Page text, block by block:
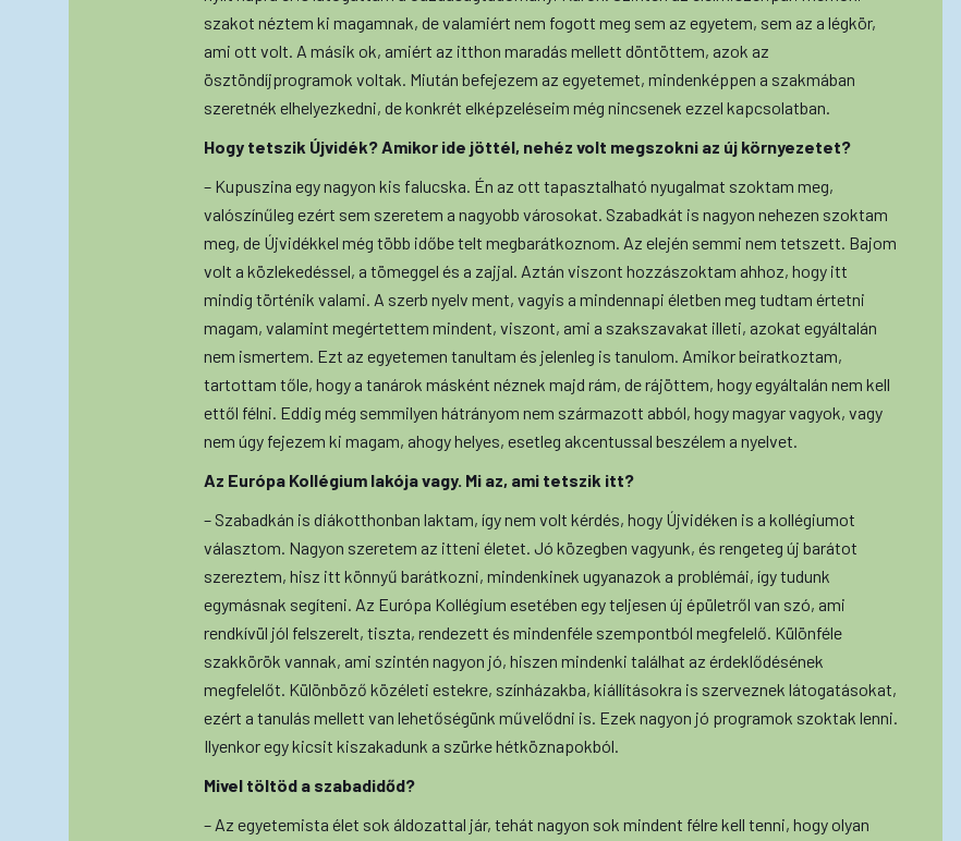
szakot néztem ki magamnak, de valamiért nem fogott meg sem az egyetem, sem az a légkör,
ami ott volt. A másik ok, amiért az itthon maradás mellett döntöttem, azok az
ösztöndíjprogramok voltak. Miután befejezem az egyetemet, mindenképpen a szakmában
szeretnék elhelyezkedni, de konkrét elképzeléseim még nincsenek ezzel kapcsolatban.
Hogy tetszik Újvidék? Amikor ide jöttél, nehéz volt megszokni az új környezetet?
– Kupuszina egy nagyon kis falucska. Én az ott tapasztalható nyugalmat szoktam meg,
valószínűleg ezért sem szeretem a nagyobb városokat. Szabadkát is nagyon nehezen szoktam
meg, de Újvidékkel még több időbe telt megbarátkoznom. Az elején semmi nem tetszett. Bajom
volt a közlekedéssel, a tömeggel és a zajjal. Aztán viszont hozzászoktam ahhoz, hogy itt
mindig történik valami. A szerb nyelv ment, vagyis a mindennapi életben meg tudtam értetni
magam, valamint megértettem mindent, viszont, ami a szakszavakat illeti, azokat egyáltalán
nem ismertem. Ezt az egyetemen tanultam és jelenleg is tanulom. Amikor beiratkoztam,
tartottam tőle, hogy a tanárok másként néznek majd rám, de rájöttem, hogy egyáltalán nem kell
ettől félni. Eddig még semmilyen hátrányom nem származott abból, hogy magyar vagyok, vagy
nem úgy fejezem ki magam, ahogy helyes, esetleg akcentussal beszélem a nyelvet.
Az Európa Kollégium lakója vagy. Mi az, ami tetszik itt?
– Szabadkán is diákotthonban laktam, így nem volt kérdés, hogy Újvidéken is a kollégiumot
választom. Nagyon szeretem az itteni életet. Jó közegben vagyunk, és rengeteg új barátot
szereztem, hisz itt könnyű barátkozni, mindenkinek ugyanazok a problémái, így tudunk
egymásnak segíteni. Az Európa Kollégium esetében egy teljesen új épületről van szó, ami
rendkívül jól felszerelt, tiszta, rendezett és mindenféle szempontból megfelelő. Különféle
szakkörök vannak, ami szintén nagyon jó, hiszen mindenki találhat az érdeklődésének
megfelelőt. Különböző közéleti estekre, színházakba, kiállításokra is szerveznek látogatásokat,
ezért a tanulás mellett van lehetőségünk művelődni is. Ezek nagyon jó programok szoktak lenni.
Ilyenkor egy kicsit kiszakadunk a szürke hétköznapokból.
Mivel töltöd a szabadidőd?
– Az egyetemista élet sok áldozattal jár, tehát nagyon sok mindent félre kell tenni, hogy olyan